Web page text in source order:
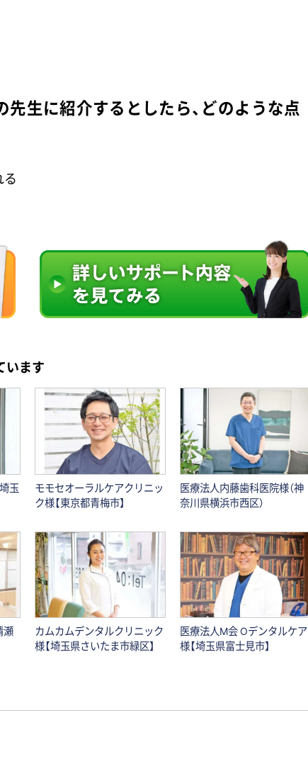
生に紹介するとしたら、どのような点
います
玉
モモセオーラルケアクリニッ
ク様【東京都青梅市】
医療法人内藤歯科医院様（神
奈川県横浜市西区）
瀬
カムカムデンタルクリニック
様【埼玉県さいたま市緑区】
医療法人M会 Oデンタルケア
様【埼玉県富士見市】